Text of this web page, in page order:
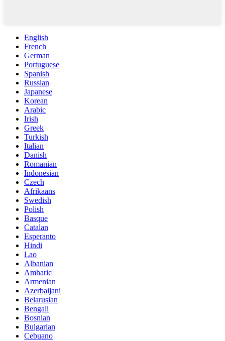
English
French
German
Portuguese
Spanish
Russian
Japanese
Korean
Arabic
Irish
Greek
Turkish
Italian
Danish
Romanian
Indonesian
Czech
Afrikaans
Swedish
Polish
Basque
Catalan
Esperanto
Hindi
Lao
Albanian
Amharic
Armenian
Azerbaijani
Belarusian
Bengali
Bosnian
Bulgarian
Cebuano